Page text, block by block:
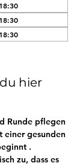
hier
Runde pflegen
einer gesunden
.
zu, dass es